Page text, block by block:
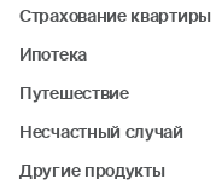
Страхование квартиры
Ипотека
Путешествие
Несчастный случай
Другие продукты